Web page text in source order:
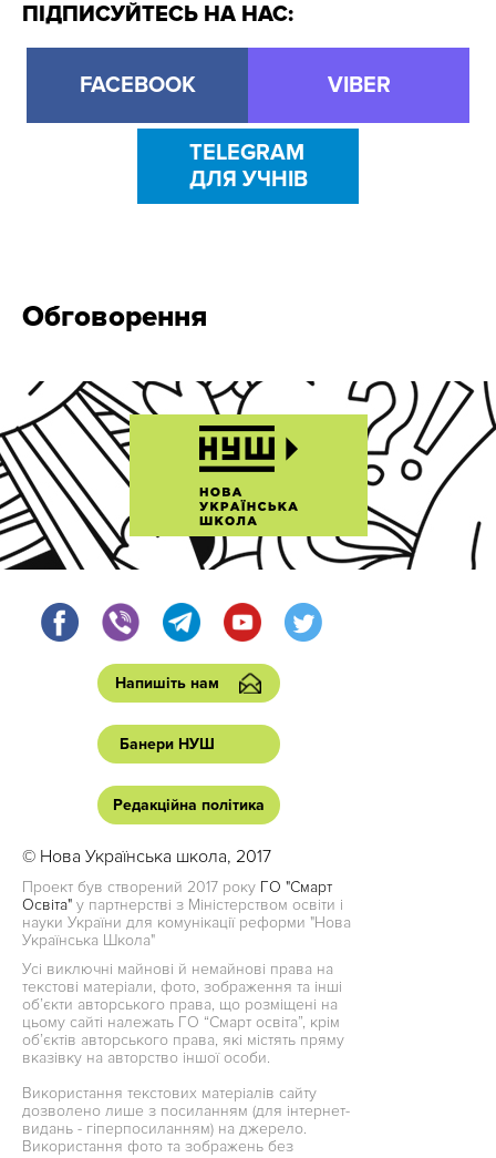
ПІДПИСУЙТЕСЬ НА НАС:
FACEBOOK VIBER
TELEGRAM
ДЛЯ УЧНІВ
Обговорення
Напишіть нам
Банери НУШ
Редакційна політика
© Нова Українська школа, 2017
Проект був створений 2017 року ГО "Смарт
Освіта" у партнерстві з Міністерством освіти і
науки України для комунікації реформи "Нова
Українська Школа"
Усі виключні майнові й немайнові права на
текстові матеріали, фото, зображення та інші
об’єкти авторського права, що розміщені на
цьому сайті належать ГО “Смарт освіта”, крім
об’єктів авторського права, які містять пряму
вказівку на авторство іншої особи.
Використання текстових матеріалів сайту
дозволено лише з посиланням (для інтернет-
видань - гіперпосиланням) на джерело.
Використання фото та зображень без